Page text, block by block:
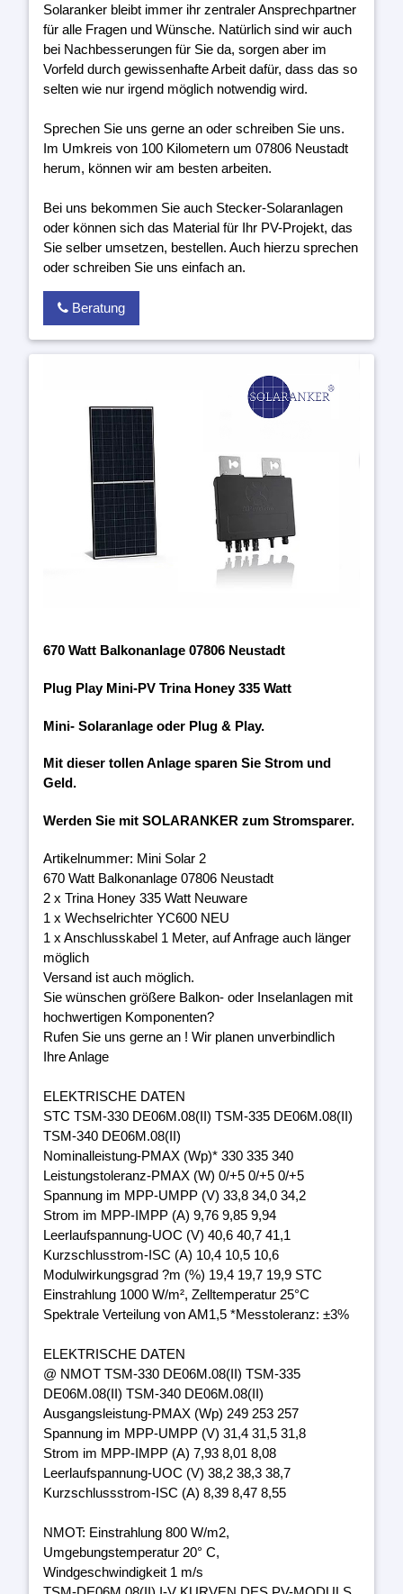
Solaranker bleibt immer ihr zentraler Ansprechpartner
für alle Fragen und Wünsche. Natürlich sind wir auch
bei Nachbesserungen für Sie da, sorgen aber im
Vorfeld durch gewissenhafte Arbeit dafür, dass das so
selten wie nur irgend möglich notwendig wird.
Sprechen Sie uns gerne an oder schreiben Sie uns.
Im Umkreis von 100 Kilometern um 07806 Neustadt
herum, können wir am besten arbeiten.
Bei uns bekommen Sie auch Stecker-Solaranlagen
oder können sich das Material für Ihr PV-Projekt, das
Sie selber umsetzen, bestellen. Auch hierzu sprechen
oder schreiben Sie uns einfach an.
Beratung
670 Watt Balkonanlage 07806 Neustadt
Plug Play Mini-PV Trina Honey 335 Watt
Mini- Solaranlage oder Plug & Play.
Mit dieser tollen Anlage sparen Sie Strom und
Geld.
Werden Sie mit SOLARANKER zum Stromsparer.
Artikelnummer: Mini Solar 2
670 Watt Balkonanlage 07806 Neustadt
2 x Trina Honey 335 Watt Neuware
1 x Wechselrichter YC600 NEU
1 x Anschlusskabel 1 Meter, auf Anfrage auch länger
möglich
Versand ist auch möglich.
Sie wünschen größere Balkon- oder Inselanlagen mit
hochwertigen Komponenten?
Rufen Sie uns gerne an ! Wir planen unverbindlich
Ihre Anlage
ELEKTRISCHE DATEN
STC TSM-330 DE06M.08(II) TSM-335 DE06M.08(II)
TSM-340 DE06M.08(II)
Nominalleistung-PMAX (Wp)* 330 335 340
Leistungstoleranz-PMAX (W) 0/+5 0/+5 0/+5
Spannung im MPP-UMPP (V) 33,8 34,0 34,2
Strom im MPP-IMPP (A) 9,76 9,85 9,94
Leerlaufspannung-UOC (V) 40,6 40,7 41,1
Kurzschlusstrom-ISC (A) 10,4 10,5 10,6
Modulwirkungsgrad ?m (%) 19,4 19,7 19,9 STC
Einstrahlung 1000 W/m², Zelltemperatur 25°C
Spektrale Verteilung von AM1,5 *Messtoleranz: ±3%
ELEKTRISCHE DATEN
@ NMOT TSM-330 DE06M.08(II) TSM-335
DE06M.08(II) TSM-340 DE06M.08(II)
Ausgangsleistung-PMAX (Wp) 249 253 257
Spannung im MPP-UMPP (V) 31,4 31,5 31,8
Strom im MPP-IMPP (A) 7,93 8,01 8,08
Leerlaufspannung-UOC (V) 38,2 38,3 38,7
Kurzschlussstrom-ISC (A) 8,39 8,47 8,55
NMOT: Einstrahlung 800 W/m2,
Umgebungstemperatur 20° C,
Windgeschwindigkeit 1 m/s